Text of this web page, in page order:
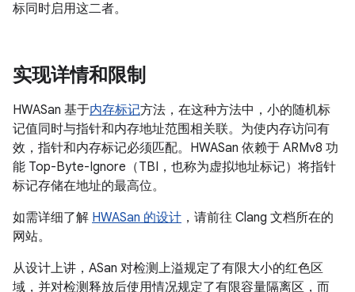
标同时启用这二者。
实现详情和限制
HWASan 基于内存标记方法，在这种方法中，小的随机标
记值同时与指针和内存地址范围相关联。为使内存访问有
效，指针和内存标记必须匹配。HWASan 依赖于 ARMv8 功
能 Top-Byte-Ignore（TBI，也称为虚拟地址标记）将指针
标记存储在地址的最高位。
如需详细了解 HWASan 的设计 ，请前往 Clang 文档所在的
网站。
从设计上讲，ASan 对检测上溢规定了有限大小的红色区
域，并对检测释放后使用情况规定了有限容量隔离区，而